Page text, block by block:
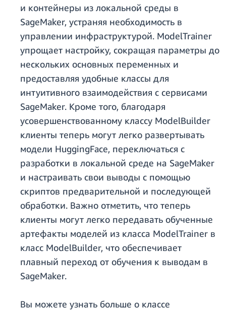
и контейнеры из локальной среды в
SageMaker, устраняя необходимость в
управлении инфраструктурой. ModelTrainer
упрощает настройку, сокращая параметры до
нескольких основных переменных и
предоставляя удобные классы для
интуитивного взаимодействия с сервисами
SageMaker. Кроме того, благодаря
усовершенствованному классу ModelBuilder
клиенты теперь могут легко развертывать
модели HuggingFace, переключаться с
разработки в локальной среде на SageMaker
и настраивать свои выводы с помощью
скриптов предварительной и последующей
обработки. Важно отметить, что теперь
клиенты могут легко передавать обученные
артефакты моделей из класса ModelTrainer в
класс ModelBuilder, что обеспечивает
плавный переход от обучения к выводам в
SageMaker.
Вы можете узнать больше о классе